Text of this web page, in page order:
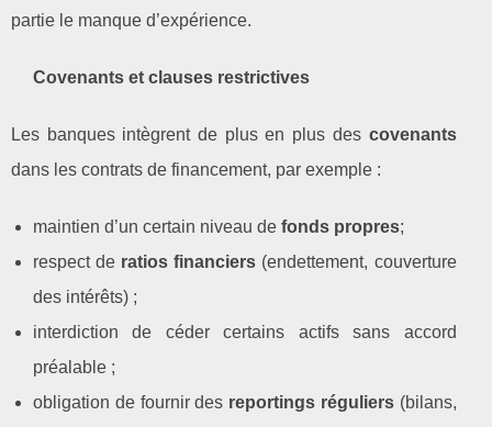
partie le manque d’expérience.
Covenants et clauses restrictives
Les banques intègrent de plus en plus des covenants
dans les contrats de financement, par exemple :
maintien d’un certain niveau de fonds propres;
respect de ratios financiers (endettement, couverture
des intérêts) ;
interdiction de céder certains actifs sans accord
préalable ;
obligation de fournir des reportings réguliers(bilans,